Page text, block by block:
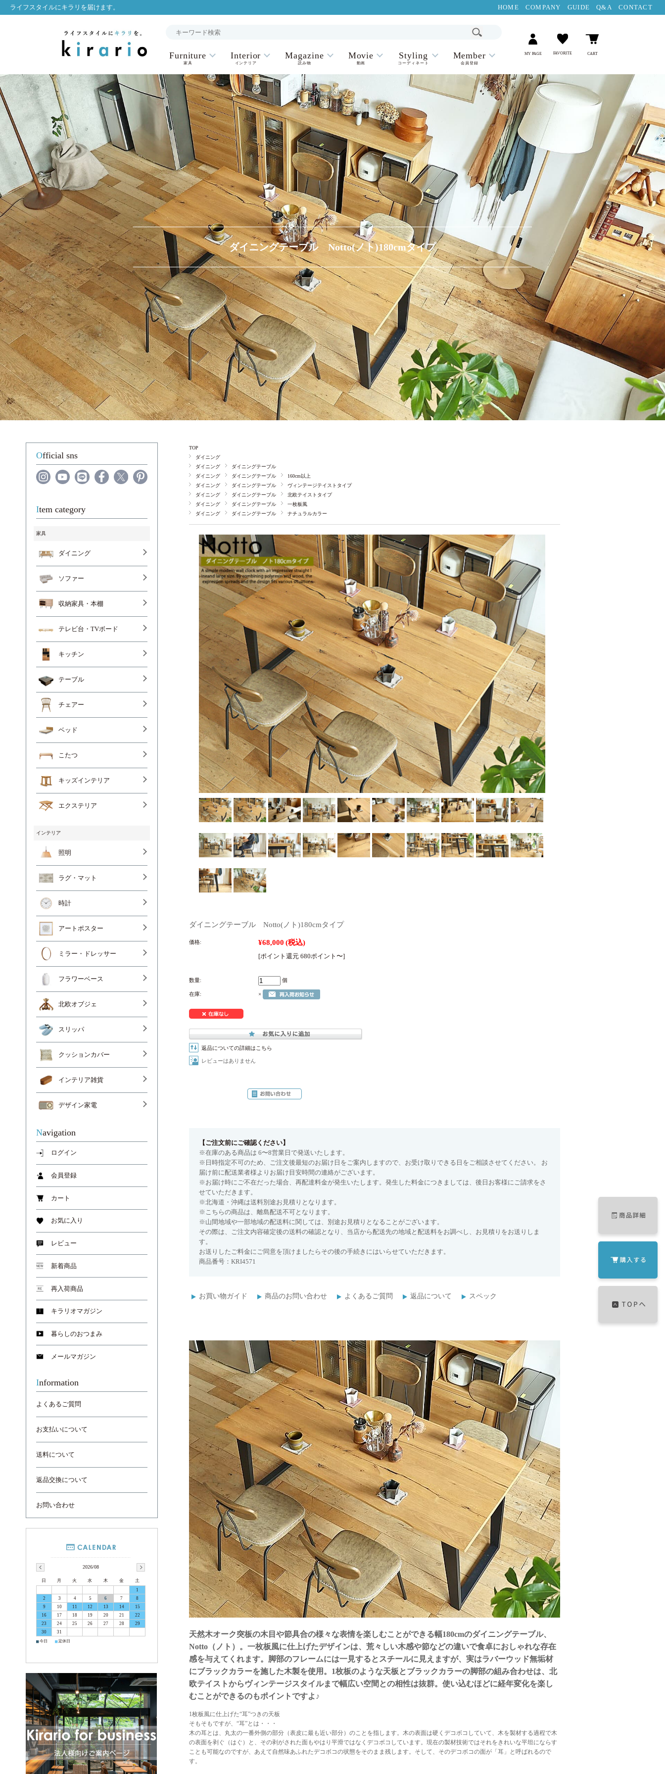
ライフスタイルにキラリを届けます。 HOME COMPANY GUIDE Q&A CONTACT
Furniture
家具
Interior
インテリア
Magazine
読み物
Movie
動画
Styling
コーディネート
Member
会員登録
MY PAGE FAVORITE CART
TOP
ダイニング
ダイニング
ダイニングテーブル
ダイニング
ダイニングテーブル
160cm以上
ダイニング
ダイニングテーブル
ヴィンテージテイストタイプ
ダイニング
ダイニングテーブル
北欧テイストタイプ
ダイニング
ダイニングテーブル
一枚板風
ダイニング
ダイニングテーブル ナチュラルカラー
ダイニングテーブル Notto(ノト)180cmタイプ
価格: ¥68,000 (税込)
[ポイント還元 680ポイント〜]
数量: 個
在庫: ×
返品についての詳細はこちら
レビューはありません
【ご注文前にご確認ください】
※在庫のある商品は 6〜8営業日で発送いたします。
※日時指定不可のため、ご注文後最短のお届け日をご案内しますので、お受け取りできる日をご相談させてください。 お
届け前に配送業者様よりお届け目安時間の連絡がございます。
※お届け時にご不在だった場合、再配達料金が発生いたします。発生した料金につきましては、後日お客様にご請求をさ
せていただきます。
※北海道・沖縄は送料別途お見積りとなります。
※こちらの商品は、離島配送不可となります。
※山間地域や一部地域の配送料に関しては、別途お見積りとなることがございます。
その際は、ご注文内容確定後の送料の確認となり、当店から配送先の地域と配送料をお調べし、お見積りをお送りしま
す。
お送りしたご料金にご同意を頂けましたらその後の手続きにはいらせていただきます。
商品番号：KRI4571
お買い物ガイド 商品のお問い合わせ よくあるご質問 返品について スペック
天然木オーク突板の木目や節具合の様々な表情を楽しむことができる幅180cmのダイニングテーブル、
Notto（ノト）。一枚板風に仕上げたデザインは、荒々しい木感や節などの違いで食卓におしゃれな存在
感を与えてくれます。脚部のフレームには一見するとスチールに見えますが、実はラバーウッド無垢材
にブラックカラーを施した木製を使用。1枚板のような天板とブラックカラーの脚部の組み合わせは、北
欧テイストからヴィンテージスタイルまで幅広い空間との相性は抜群。使い込むほどに経年変化を楽し
むことができるのもポイントですよ♪
1枚板風に仕上げた“耳”つきの天板
そもそもですが、“耳”とは・・・
木の耳とは、丸太の一番外側の部分（表皮に最も近い部分）のことを指します。木の表面は硬くデコボコしていて、木を製材する過程で木
の表面を剥ぐ（はぐ）と、その剥がされた面もやはり平滑ではなくデコボコしています。現在の製材技術ではそれをきれいな平坦にならす
ことも可能なのですが、あえて自然味あふれたデコボコの状態をそのまま残します。そして、そのデコボコの面が「耳」と呼ばれるので
す。
Official sns
Item category
家具
ダイニング
ソファー
収納家具・本棚
テレビ台・TVボード
キッチン
テーブル
チェアー
ベッド
こたつ
キッズインテリア
エクステリア
インテリア
照明
ラグ・マット
時計
アートポスター
ミラー・ドレッサー
フラワーベース
北欧オブジェ
スリッパ
クッションカバー
インテリア雑貨
デザイン家電
Navigation
ログイン
会員登録
カート
お気に入り
レビュー
新着商品
再入荷商品
キラリオマガジン
暮らしのおつまみ
メールマガジン
Information
よくあるご質問
お支払いについて
送料について
返品交換について
お問い合わせ
2026/08
日 月 火 水 木 金
土
1
2
3 4 5 6 7
8
9
10 11 12 13 14
15
16
17 18 19 20 21
22
23
24 25 26 27 28
29
30
31
■ 今日 ■ 定休日